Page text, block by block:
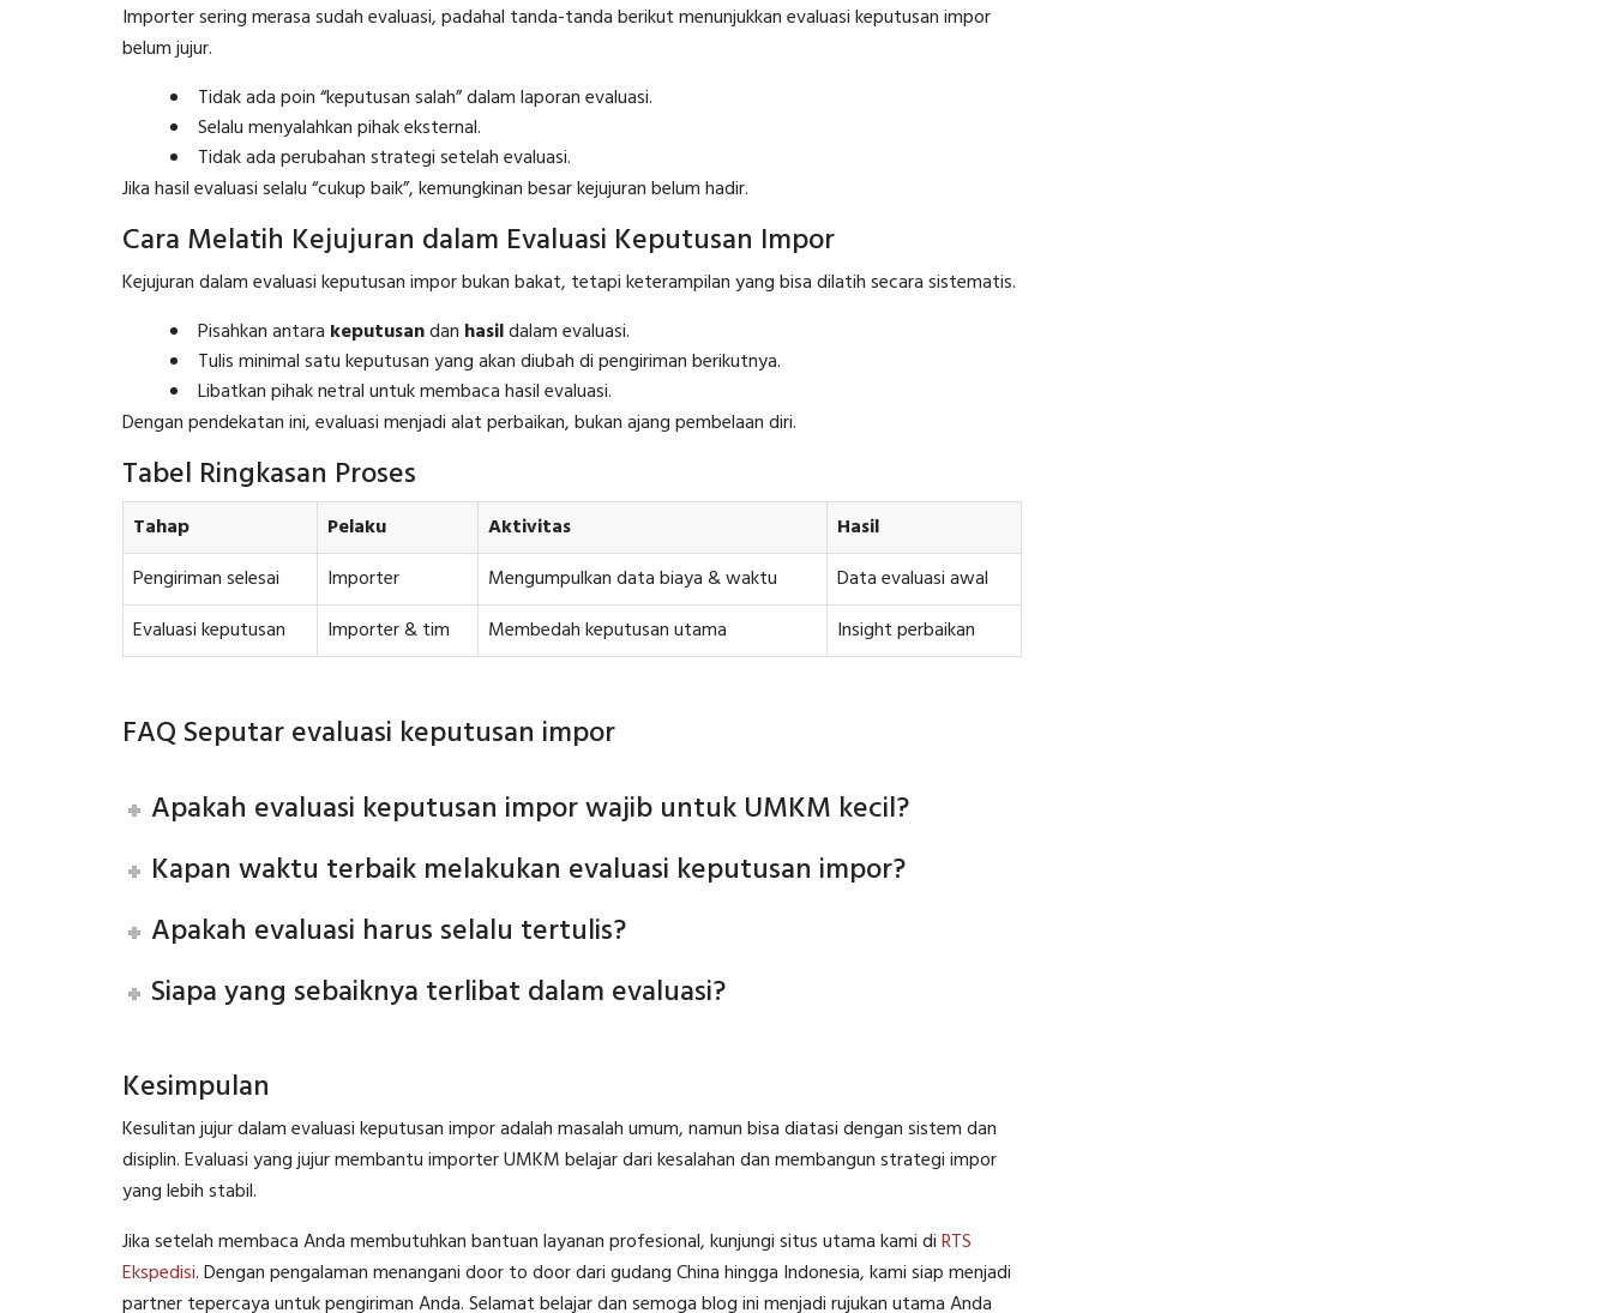
Importer sering merasa sudah evaluasi, padahal tanda-tanda berikut menunjukkan evaluasi keputusan impor
belum jujur.
Tidak ada poin “keputusan salah” dalam laporan evaluasi.
Selalu menyalahkan pihak eksternal.
Tidak ada perubahan strategi setelah evaluasi.
Jika hasil evaluasi selalu “cukup baik”, kemungkinan besar kejujuran belum hadir.
Cara Melatih Kejujuran dalam Evaluasi Keputusan Impor
Kejujuran dalam evaluasi keputusan impor bukan bakat, tetapi keterampilan yang bisa dilatih secara sistematis.
Pisahkan antara keputusandan hasildalam evaluasi.
Tulis minimal satu keputusan yang akan diubah di pengiriman berikutnya.
Libatkan pihak netral untuk membaca hasil evaluasi.
Dengan pendekatan ini, evaluasi menjadi alat perbaikan, bukan ajang pembelaan diri.
Tabel Ringkasan Proses
Tahap Pelaku Aktivitas
Hasil
Pengiriman selesai
Importer Mengumpulkan data biaya & waktu
Data evaluasi awal
Evaluasi keputusan
Importer & tim Membedah keputusan utama Insight perbaikan
FAQ Seputar evaluasi keputusan impor
Apakah evaluasi keputusan impor wajib untuk UMKM kecil?
Kapan waktu terbaik melakukan evaluasi keputusan impor?
Apakah evaluasi harus selalu tertulis?
Siapa yang sebaiknya terlibat dalam evaluasi?
Kesimpulan
Kesulitan jujur dalam evaluasi keputusan impor adalah masalah umum, namun bisa diatasi dengan sistem dan
disiplin. Evaluasi yang jujur membantu importer UMKM belajar dari kesalahan dan membangun strategi impor
yang lebih stabil.
Jika setelah membaca Anda membutuhkan bantuan layanan profesional, kunjungi situs utama kami diRTS
Ekspedisi. Dengan pengalaman menangani door to door dari gudang China hingga Indonesia, kami siap menjadi
partner tepercaya untuk pengiriman Anda. Selamat belajar dan semoga blog ini menjadi rujukan utama Anda